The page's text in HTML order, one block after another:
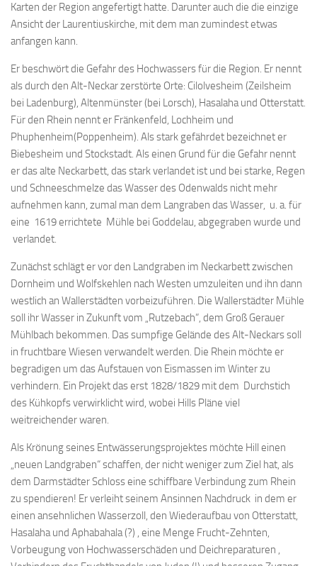
Karten der Region angefertigt hatte. Darunter auch die die einzige
Ansicht der Laurentiuskirche, mit dem man zumindest etwas
anfangen kann.
Er beschwört die Gefahr des Hochwassers für die Region. Er nennt
als durch den Alt-Neckar zerstörte Orte: Cilolvesheim (Zeilsheim
bei Ladenburg), Altenmünster (bei Lorsch), Hasalaha und Otterstatt.
Für den Rhein nennt er Fränkenfeld, Lochheim und
Phuphenheim(Poppenheim). Als stark gefährdet bezeichnet er
Biebesheim und Stockstadt. Als einen Grund für die Gefahr nennt
er das alte Neckarbett, das stark verlandet ist und bei starke, Regen
und Schneeschmelze das Wasser des Odenwalds nicht mehr
aufnehmen kann, zumal man dem Langraben das Wasser, u. a. für
eine 1619 errichtete Mühle bei Goddelau, abgegraben wurde und
verlandet.
Zunächst schlägt er vor den Landgraben im Neckarbett zwischen
Dornheim und Wolfskehlen nach Westen umzuleiten und ihn dann
westlich an Wallerstädten vorbeizuführen. Die Wallerstädter Mühle
soll ihr Wasser in Zukunft vom „Rutzebach“, dem Groß Gerauer
Mühlbach bekommen. Das sumpfige Gelände des Alt-Neckars soll
in fruchtbare Wiesen verwandelt werden. Die Rhein möchte er
begradigen um das Aufstauen von Eismassen im Winter zu
verhindern. Ein Projekt das erst 1828/1829 mit dem Durchstich
des Kühkopfs verwirklicht wird, wobei Hills Pläne viel
weitreichender waren.
Als Krönung seines Entwässerungsprojektes möchte Hill einen
„neuen Landgraben“ schaffen, der nicht weniger zum Ziel hat, als
dem Darmstädter Schloss eine schiffbare Verbindung zum Rhein
zu spendieren! Er verleiht seinem Ansinnen Nachdruck in dem er
einen ansehnlichen Wasserzoll, den Wiederaufbau von Otterstatt,
Hasalaha und Aphabahala (?) , eine Menge Frucht-Zehnten,
Vorbeugung von Hochwasserschäden und Deichreparaturen ,